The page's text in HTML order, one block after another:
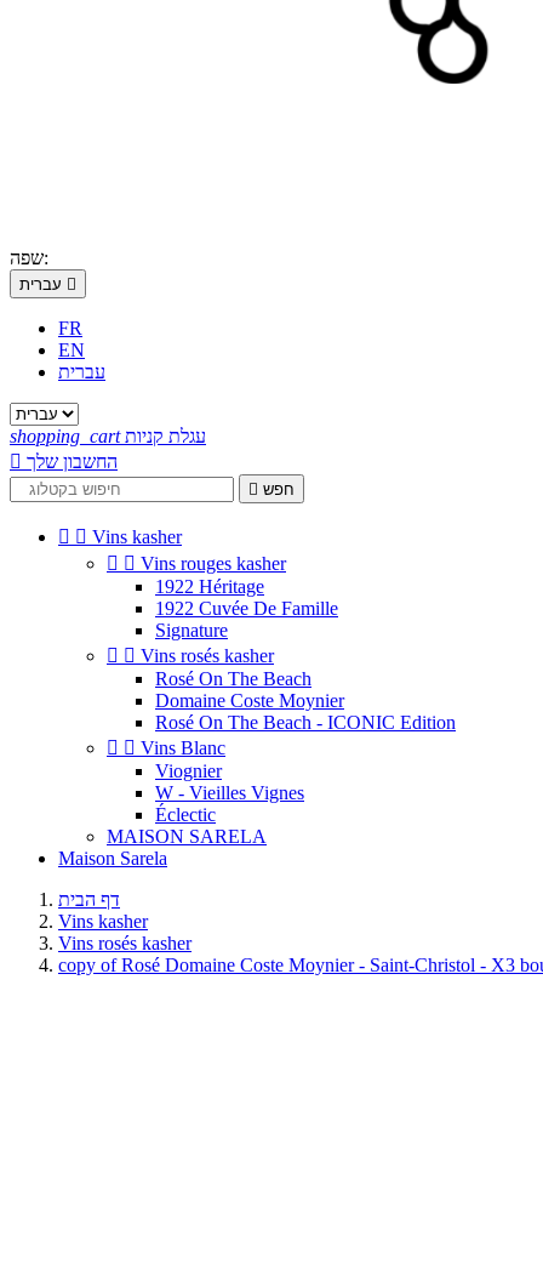
שפה:
עברית 
FR
EN
עברית
shopping_cart עגלת קניות
 החשבון שלך
 חפש
  Vins kasher
  Vins rouges kasher
1922 Héritage
1922 Cuvée De Famille
Signature
  Vins rosés kasher
Rosé On The Beach
Domaine Coste Moynier
Rosé On The Beach - ICONIC Edition
  Vins Blanc
Viognier
W - Vieilles Vignes
Éclectic
MAISON SARELA
Maison Sarela
דף הבית
Vins kasher
Vins rosés kasher
copy of Rosé Domaine Coste Moynier - Saint-Christol - X3